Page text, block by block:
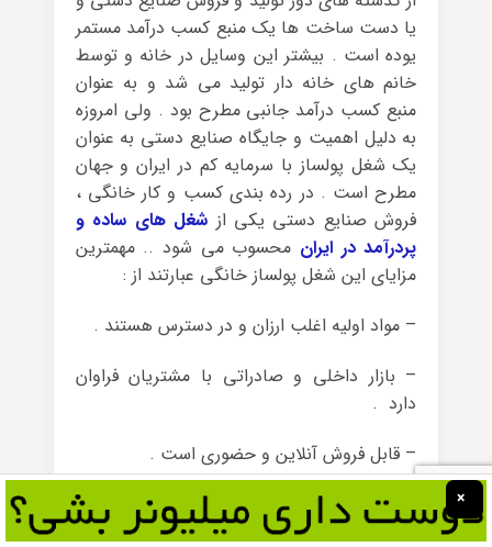
یا دست ساخت ها یک منبع کسب درآمد مستمر
یوده است . بیشتر این وسایل در خانه و توسط
خانم های خانه دار تولید می شد و به عنوان
منبع کسب درآمد جانبی مطرح بود . ولی امروزه
به دلیل اهمیت و جایگاه صنایع دستی به عنوان
یک شغل پولساز با سرمایه کم در ایران و جهان
مطرح است . در رده بندی کسب و کار خانگی ،
فروش صنایع دستی یکی از شغل های ساده و
پردرآمد در ایران محسوب می شود .. مهمترین
مزایای این شغل پولساز خانگی عبارتند از :
– مواد اولیه اغلب ارزان و در دسترس هستند .
– بازار داخلی و صادراتی با مشتریان فراوان
دارد .
– قابل فروش آنلاین و حضوری است .
– مناسب افراد هنرمند و خلاق است .
×